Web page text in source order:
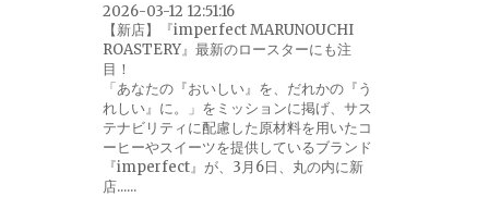
2026-03-12 12:51:16
【新店】『imperfect MARUNOUCHI
ROASTERY』最新のロースターにも注
目！
「あなたの『おいしい』を、だれかの『う
れしい』に。」をミッションに掲げ、サス
テナビリティに配慮した原材料を用いたコ
ーヒーやスイーツを提供しているブランド
『imperfect』が、3月6日、丸の内に新
店......